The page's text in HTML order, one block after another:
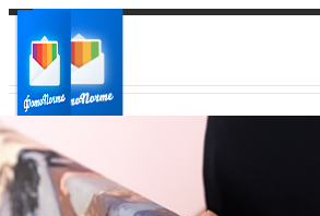
Ваш город: